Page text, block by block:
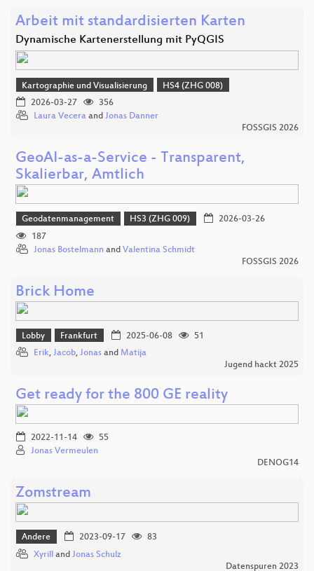
Arbeit mit standardisierten Karten
Dynamische Kartenerstellung mit PyQGIS
Kartographie und Visualisierung
HS4 (ZHG 008)
2026-03-27
356
Laura Vecera and Jonas Danner
FOSSGIS 2026
GeoAI-as-a-Service - Transparent,
Skalierbar, Amtlich
Geodatenmanagement HS3 (ZHG 009)
2026-03-26
187
Jonas Bostelmann and Valentina Schmidt
FOSSGIS 2026
Brick Home
Lobby Frankfurt 2025-06-08
51
Erik, Jacob, Jonas and Matija
Jugend hackt 2025
Get ready for the 800 GE reality
2022-11-14
55
Jonas Vermeulen
DENOG14
Zomstream
Andere 2023-09-17
83
Xyrill
and Jonas Schulz
Datenspuren 2023